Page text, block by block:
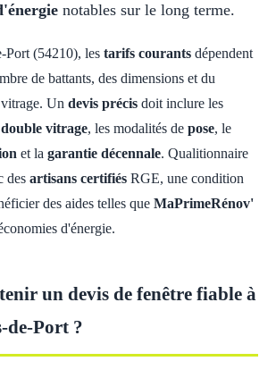
notables sur le long terme.
Port (54210), les tarifs courants dépendent
de battants, des dimensions et du
Un devis précis doit inclure les
double vitrage, les modalités de pose, le
et la garantie décennale. Qualitionnaire
des artisans certifiés RGE, une condition
des aides telles que MaPrimeRénov'
d'énergie.
un devis de fenêtre fiable à
de-Port ?